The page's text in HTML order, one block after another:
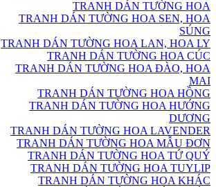
TRANH DÁN TƯỜNG HOA
TRANH DÁN TƯỜNG HOA SEN, HOA
SÚNG
TRANH DÁN TƯỜNG HOA LAN, HOA LY
TRANH DÁN TƯỜNG HOA CÚC
TRANH DÁN TƯỜNG HOA ĐÀO, HOA
MAI
TRANH DÁN TƯỜNG HOA HỒNG
TRANH DÁN TƯỜNG HOA HƯỚNG
DƯƠNG
TRANH DÁN TƯỜNG HOA LAVENDER
TRANH DÁN TƯỜNG HOA MẪU ĐƠN
TRANH DÁN TƯỜNG HOA TỨ QUÝ
TRANH DÁN TƯỜNG HOA TUYLIP
TRANH DÁN TƯỜNG HOA KHÁC